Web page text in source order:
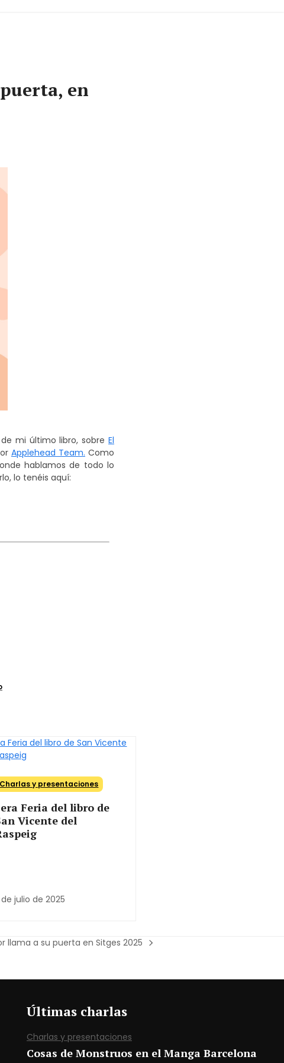
en
mi último libro, sobreEl
Applehead Team. Como
hablamos de todo lo
lo tenéis aquí:
Charlas y presentaciones
Feria del libro de
Vicente del
de julio de 2025
llama a su puerta en Sitges 2025
Últimas charlas
Charlas y presentaciones
Cosas de Monstruos en el Manga Barcelona